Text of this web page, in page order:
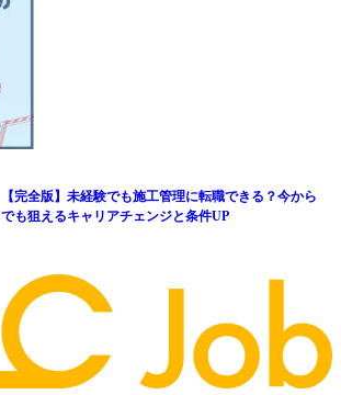
【完全版】未経験でも施工管理に転職できる？今から
でも狙えるキャリアチェンジと条件UP